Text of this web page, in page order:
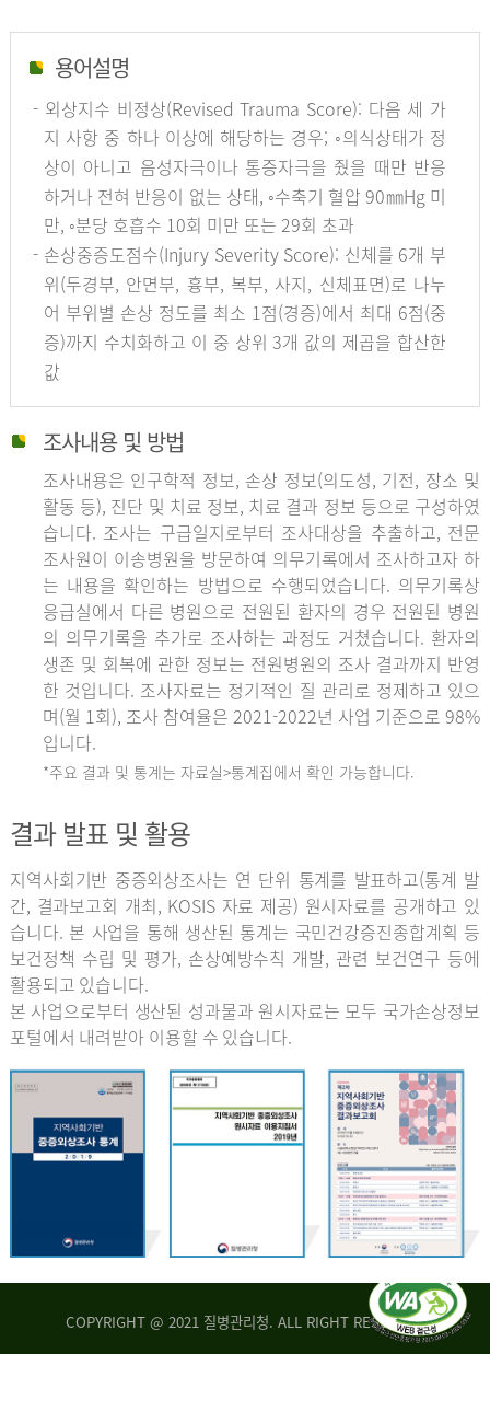
용어설명
- 외상지수 비정상(Revised Trauma Score): 다음 세 가
지 사항 중 하나 이상에 해당하는 경우; ◦의식상태가 정
상이 아니고 음성자극이나 통증자극을 줬을 때만 반응
하거나 전혀 반응이 없는 상태, ◦수축기 혈압 90㎜Hg 미
만, ◦분당 호흡수 10회 미만 또는 29회 초과
- 손상중증도점수(Injury Severity Score): 신체를 6개 부
위(두경부, 안면부, 흉부, 복부, 사지, 신체표면)로 나누
어 부위별 손상 정도를 최소 1점(경증)에서 최대 6점(중
증)까지 수치화하고 이 중 상위 3개 값의 제곱을 합산한
값
조사내용 및 방법
조사내용은 인구학적 정보, 손상 정보(의도성, 기전, 장소 및
활동 등), 진단 및 치료 정보, 치료 결과 정보 등으로 구성하였
습니다. 조사는 구급일지로부터 조사대상을 추출하고, 전문
조사원이 이송병원을 방문하여 의무기록에서 조사하고자 하
는 내용을 확인하는 방법으로 수행되었습니다. 의무기록상
응급실에서 다른 병원으로 전원된 환자의 경우 전원된 병원
의 의무기록을 추가로 조사하는 과정도 거쳤습니다. 환자의
생존 및 회복에 관한 정보는 전원병원의 조사 결과까지 반영
한 것입니다. 조사자료는 정기적인 질 관리로 정제하고 있으
며(월 1회), 조사 참여율은 2021-2022년 사업 기준으로 98%
입니다.
*주요 결과 및 통계는 자료실>통계집에서 확인 가능합니다.
결과 발표 및 활용
지역사회기반 중증외상조사는 연 단위 통계를 발표하고(통계 발
간, 결과보고회 개최, KOSIS 자료 제공) 원시자료를 공개하고 있
습니다. 본 사업을 통해 생산된 통계는 국민건강증진종합계획 등
보건정책 수립 및 평가, 손상예방수칙 개발, 관련 보건연구 등에
활용되고 있습니다.
본 사업으로부터 생산된 성과물과 원시자료는 모두 국가손상정보
포털에서 내려받아 이용할 수 있습니다.
COPYRIGHT @ 2021 질병관리청. ALL RIGHT RESERVED